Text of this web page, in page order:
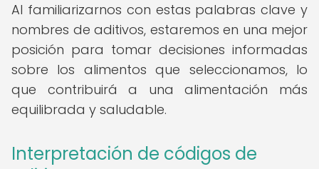
Al familiarizarnos con estas palabras clave y
nombres de aditivos, estaremos en una mejor
posición para tomar decisiones informadas
sobre los alimentos que seleccionamos, lo
que contribuirá a una alimentación más
equilibrada y saludable.
Interpretación de códigos de